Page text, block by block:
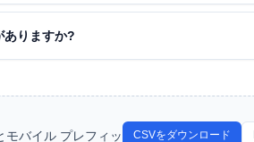
ありますか?
バイル プレフィッ
CSVをダウンロード